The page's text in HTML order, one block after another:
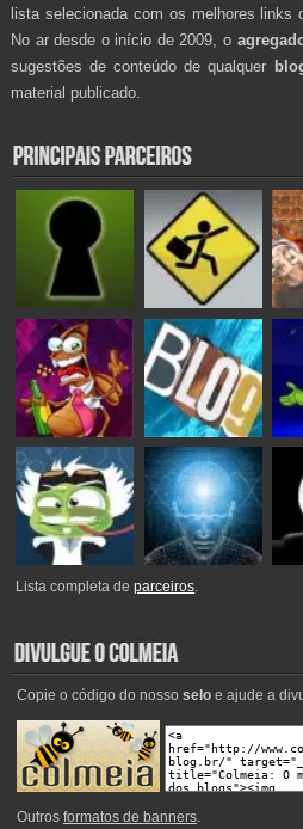
lista selecionada com os melhores links
No ar desde o início de 2009, o
sugestões de conteúdo de qualquer
material publicado.
Lista completa deparceiros.
Copie o código do nosso seloe ajude a
Outros formatos de banners.